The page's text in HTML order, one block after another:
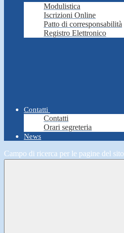
Modulistica
Iscrizioni Online
Patto di corresponsabilità
Registro Elettronico
Contatti
Contatti
Orari segreteria
News
Campo di ricerca per le pagine del sito